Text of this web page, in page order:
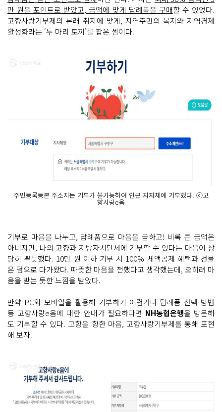
만 원을 포인트로 받았고, 금액에 맞게 답례품을 구매할 수 있었다.
고향사랑기부제의 본래 취지에 맞게, 지역주민의 복지와 지역경제
활성화라는 ‘두 마리 토끼’를 잡은 셈이다.
주민등록등본 주소지는 기부가 불가능하여 인근 지자체에 기부했다. ⓒ고
향사랑e음
기부로 마음을 나누고, 답례품으로 마음을 곱하고! 비록 큰 금액은
아니지만, 나의 고향과 지방자치단체에 기부할 수 있다는 마음이 상
당히 뿌듯했다. 10만 원 이하 기부 시 100% 세액공제 혜택과 선물
은 덤으로 다가왔다. 따뜻한 마음을 전했다고 생각했는데, 오히려 마
음을 받는 듯한 느낌을 받았다.
만약 PC와 모바일을 활용해 기부하기 어렵거나 답례품 선택 방법
등 고향사랑e음에 대한 안내가 필요하다면 NH농협은행을 방문해
도 기부할 수 있다. 고향을 향한 마음, 고향사랑기부제를 통해 표현
해 보자.